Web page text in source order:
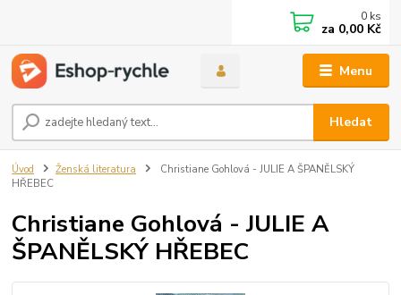
Menu
Hledat
0 ks
za 0,00 Kč
Úvod Ženská literatura
Christiane Gohlová - JULIE A ŠPANĚLSKÝ
HŘEBEC
Christiane Gohlová - JULIE A
ŠPANĚLSKÝ HŘEBEC